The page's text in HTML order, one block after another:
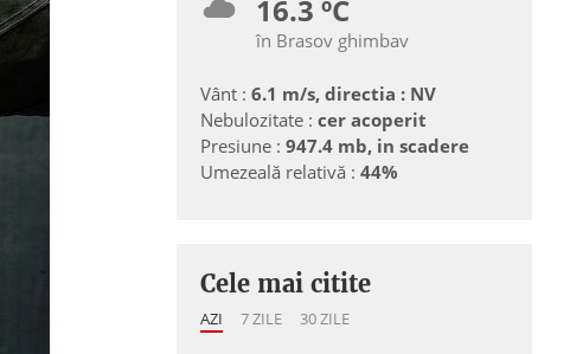
16.3 ºC
în Brasov ghimbav
Vânt : 6.1 m/s, directia : NV
Nebulozitate : cer acoperit
Presiune : 947.4 mb, in scadere
Umezeală relativă : 44%
Cele mai citite
AZI 7 ZILE 30 ZILE